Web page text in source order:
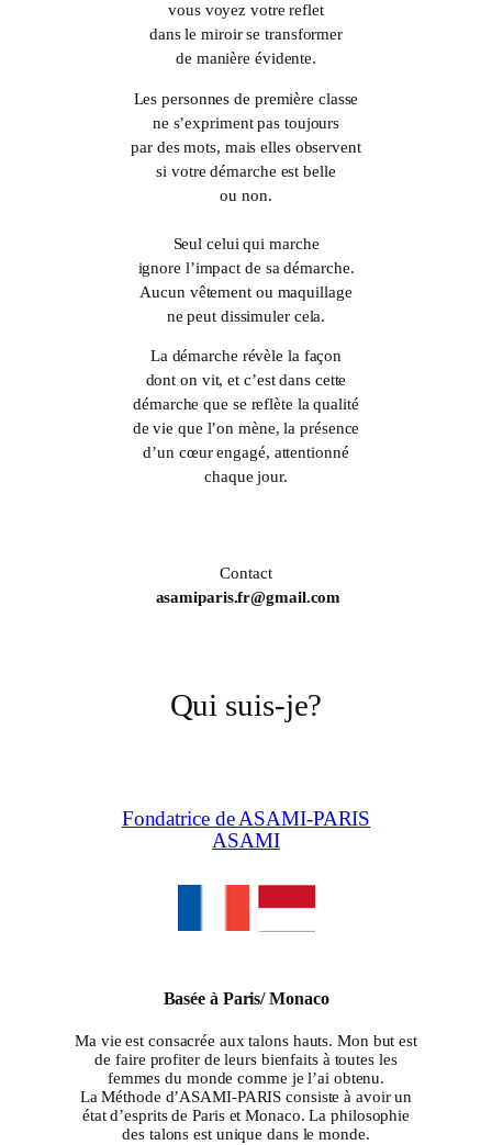
vous voyez votre reflet
dans le miroir se transformer
de manière évidente.
Les personnes de première classe
ne s’expriment pas toujours
par des mots, mais elles observent
si votre démarche est belle
ou non.
Seul celui qui marche
ignore l’impact de sa démarche.
Aucun vêtement ou maquillage
ne peut dissimuler cela.
La démarche révèle la façon
dont on vit, et c’est dans cette
démarche que se reflète la qualité
de vie que l’on mène, la présence
d’un cœur engagé, attentionné
chaque jour.
Contact
asamiparis.fr@gmail.com
Qui suis-je?
Fondatrice de ASAMI-PARIS
ASAMI
Basée à Paris/ Monaco
Ma vie est consacrée aux talons hauts. Mon but est
de faire profiter de leurs bienfaits à toutes les
femmes du monde comme je l’ai obtenu.
La Méthode d’ASAMI-PARIS consiste à avoir un
état d’esprits de Paris et Monaco. La philosophie
des talons est unique dans le monde.